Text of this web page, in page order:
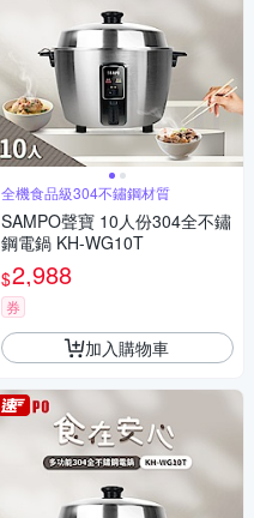
全機食品級304不鏽鋼材質
SAMPO聲寶 10人份304全不鏽
鋼電鍋 KH-WG10T
$2,988
券
加入購物車